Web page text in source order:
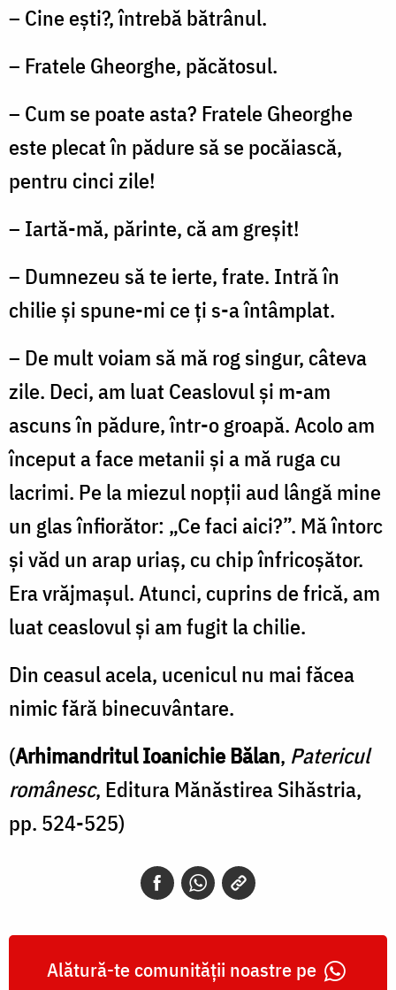
– Cine eşti?, întrebă bătrânul.
– Fratele Gheorghe, păcătosul.
– Cum se poate asta? Fratele Gheorghe
este plecat în pădure să se pocăiască,
pentru cinci zile!
– Iartă-mă, părinte, că am greşit!
– Dumnezeu să te ierte, frate. Intră în
chilie şi spune-mi ce ţi s-a întâmplat.
– De mult voiam să mă rog singur, câteva
zile. Deci, am luat Ceaslovul şi m-am
ascuns în pădure, într-o groapă. Acolo am
început a face metanii şi a mă ruga cu
lacrimi. Pe la miezul nopţii aud lângă mine
un glas înfiorător: „Ce faci aici?”. Mă întorc
şi văd un arap uriaş, cu chip înfricoşător.
Era vrăjmaşul. Atunci, cuprins de frică, am
luat ceaslovul şi am fugit la chilie.
Din ceasul acela, ucenicul nu mai făcea
nimic fără binecuvântare.
(Arhimandritul Ioanichie Bălan, Patericul
românesc, Editura Mănăstirea Sihăstria,
pp. 524-525)
Alătură-te comunității noastre pe